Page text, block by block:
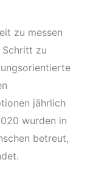
zu messen
Schritt zu
jährlich
wurden in
betreut,